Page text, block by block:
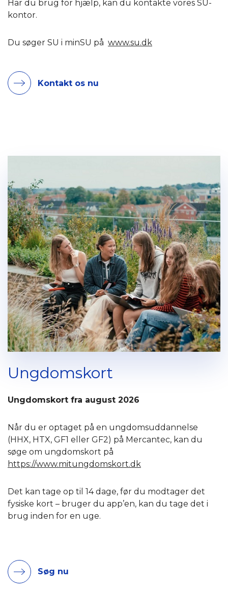
Har du brug for hjælp, kan du kontakte vores SU-
kontor.
Du søger SU i minSU på www.su.dk
Kontakt os nu
Ungdomskort
Ungdomskort fra august 2026
Når du er optaget på en ungdomsuddannelse
(HHX, HTX, GF1 eller GF2) på Mercantec, kan du
søge om ungdomskort på
https://www.mitungdomskort.dk
Det kan tage op til 14 dage, før du modtager det
fysiske kort – bruger du app’en, kan du tage det i
brug inden for en uge.
Søg nu